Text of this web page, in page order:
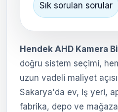
Sık sorulan sorular
Hendek AHD Kamera
doğru sistem seçimi,
uzun vadeli maliyet
Sakarya'da ev, iş yeri,
fabrika, depo ve